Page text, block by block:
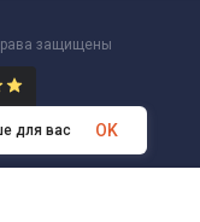
защищены
для вас OK